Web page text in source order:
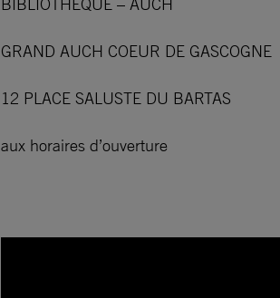
GRAND AUCH COEUR DE GASCOGNE
12 PLACE SALUSTE DU BARTAS
aux horaires d’ouverture